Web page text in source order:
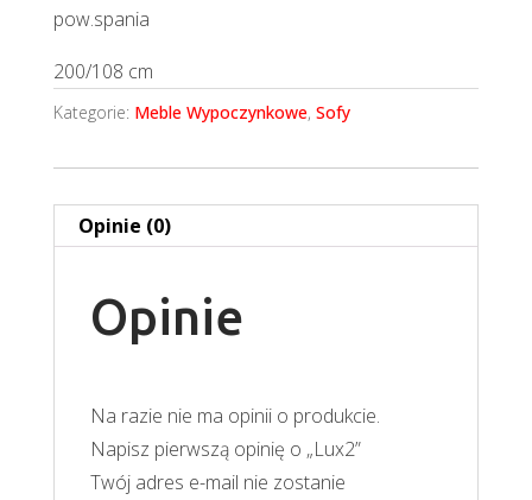
pow.spania
200/108 cm
Kategorie: Meble Wypoczynkowe, Sofy
Opinie (0)
Opinie
Na razie nie ma opinii o produkcie.
Napisz pierwszą opinię o „Lux2”
Twój adres e-mail nie zostanie